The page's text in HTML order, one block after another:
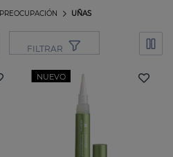
UÑAS
PREOCUPACIÓN
FILTRAR
NUEVO